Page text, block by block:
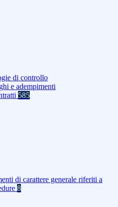
di controllo
e adempimenti
585
di carattere generale riferiti a
8